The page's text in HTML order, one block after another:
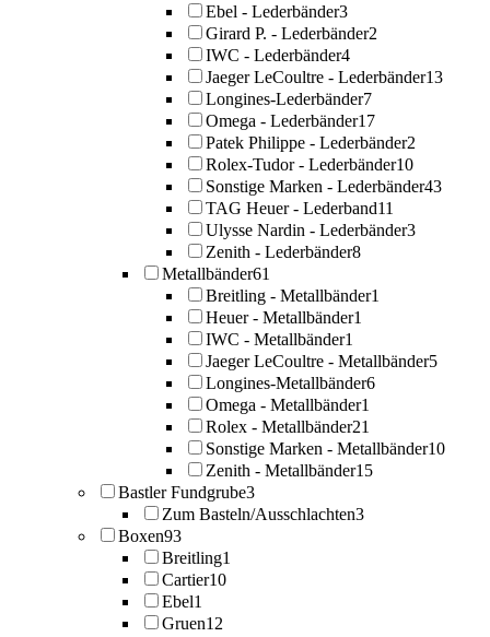
Ebel - Lederbänder3
Girard P. - Lederbänder2
IWC - Lederbänder4
Jaeger LeCoultre - Lederbänder13
Longines-Lederbänder7
Omega - Lederbänder17
Patek Philippe - Lederbänder2
Rolex-Tudor - Lederbänder10
Sonstige Marken - Lederbänder43
TAG Heuer - Lederband11
Ulysse Nardin - Lederbänder3
Zenith - Lederbänder8
Metallbänder61
Breitling - Metallbänder1
Heuer - Metallbänder1
IWC - Metallbänder1
Jaeger LeCoultre - Metallbänder5
Longines-Metallbänder6
Omega - Metallbänder1
Rolex - Metallbänder21
Sonstige Marken - Metallbänder10
Zenith - Metallbänder15
Bastler Fundgrube3
Zum Basteln/Ausschlachten3
Boxen93
Breitling1
Cartier10
Ebel1
Gruen12